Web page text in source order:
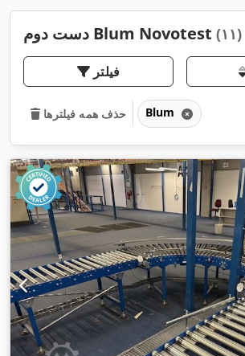
دست دوم Blum Novotest (۱۱)
فیلتر
حذف همه فیلترها Blum